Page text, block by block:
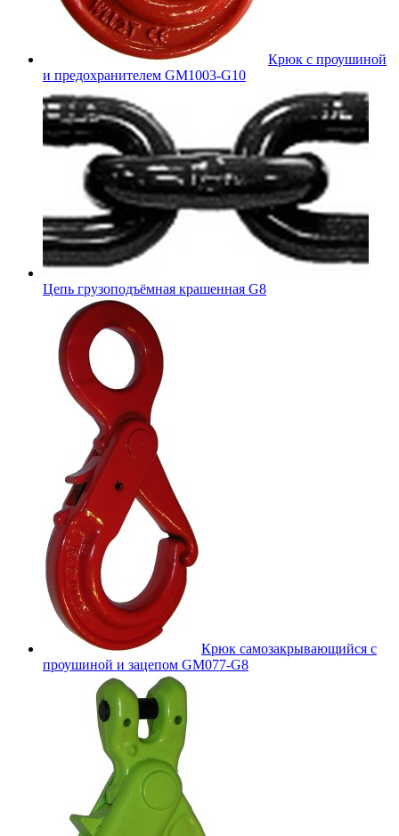
Крюк с проушиной
и предохранителем GM1003-G10
Цепь грузоподъёмная крашенная G8
Крюк самозакрывающийся с
проушиной и зацепом GM077-G8